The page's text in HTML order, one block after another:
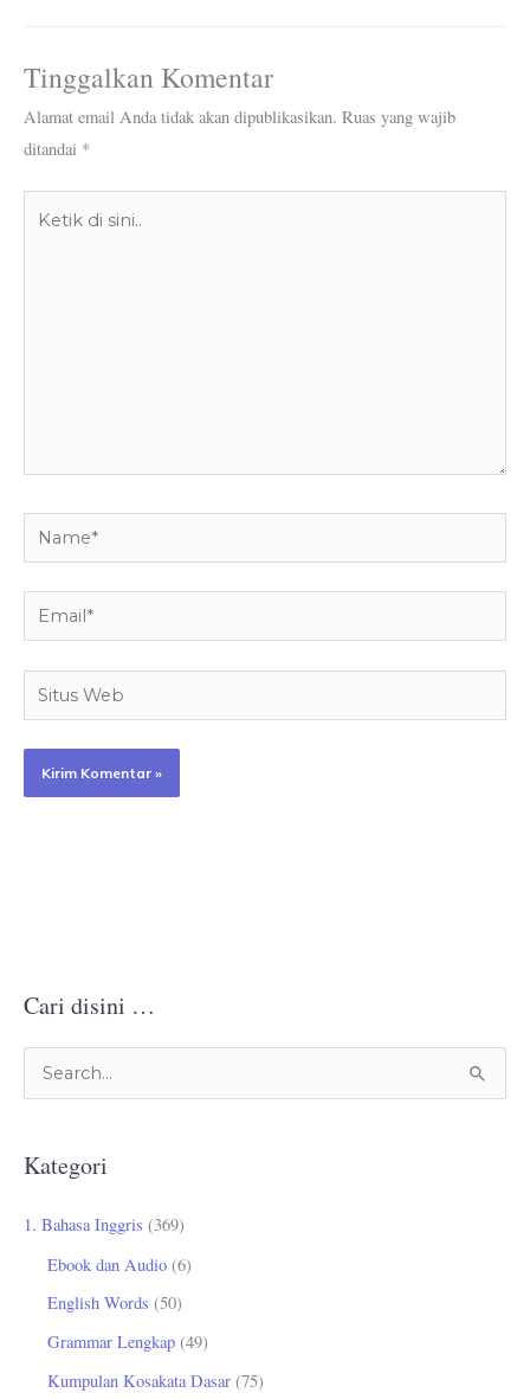
Tinggalkan Komentar
Alamat email Anda tidak akan dipublikasikan. Ruas yang wajib
ditandai *
Name*
Email*
Situs
Web
Cari disini …
i
u
Kategori
1. Bahasa Inggris (369)
Ebook dan Audio (6)
English Words (50)
Grammar Lengkap (49)
Kumpulan Kosakata Dasar (75)